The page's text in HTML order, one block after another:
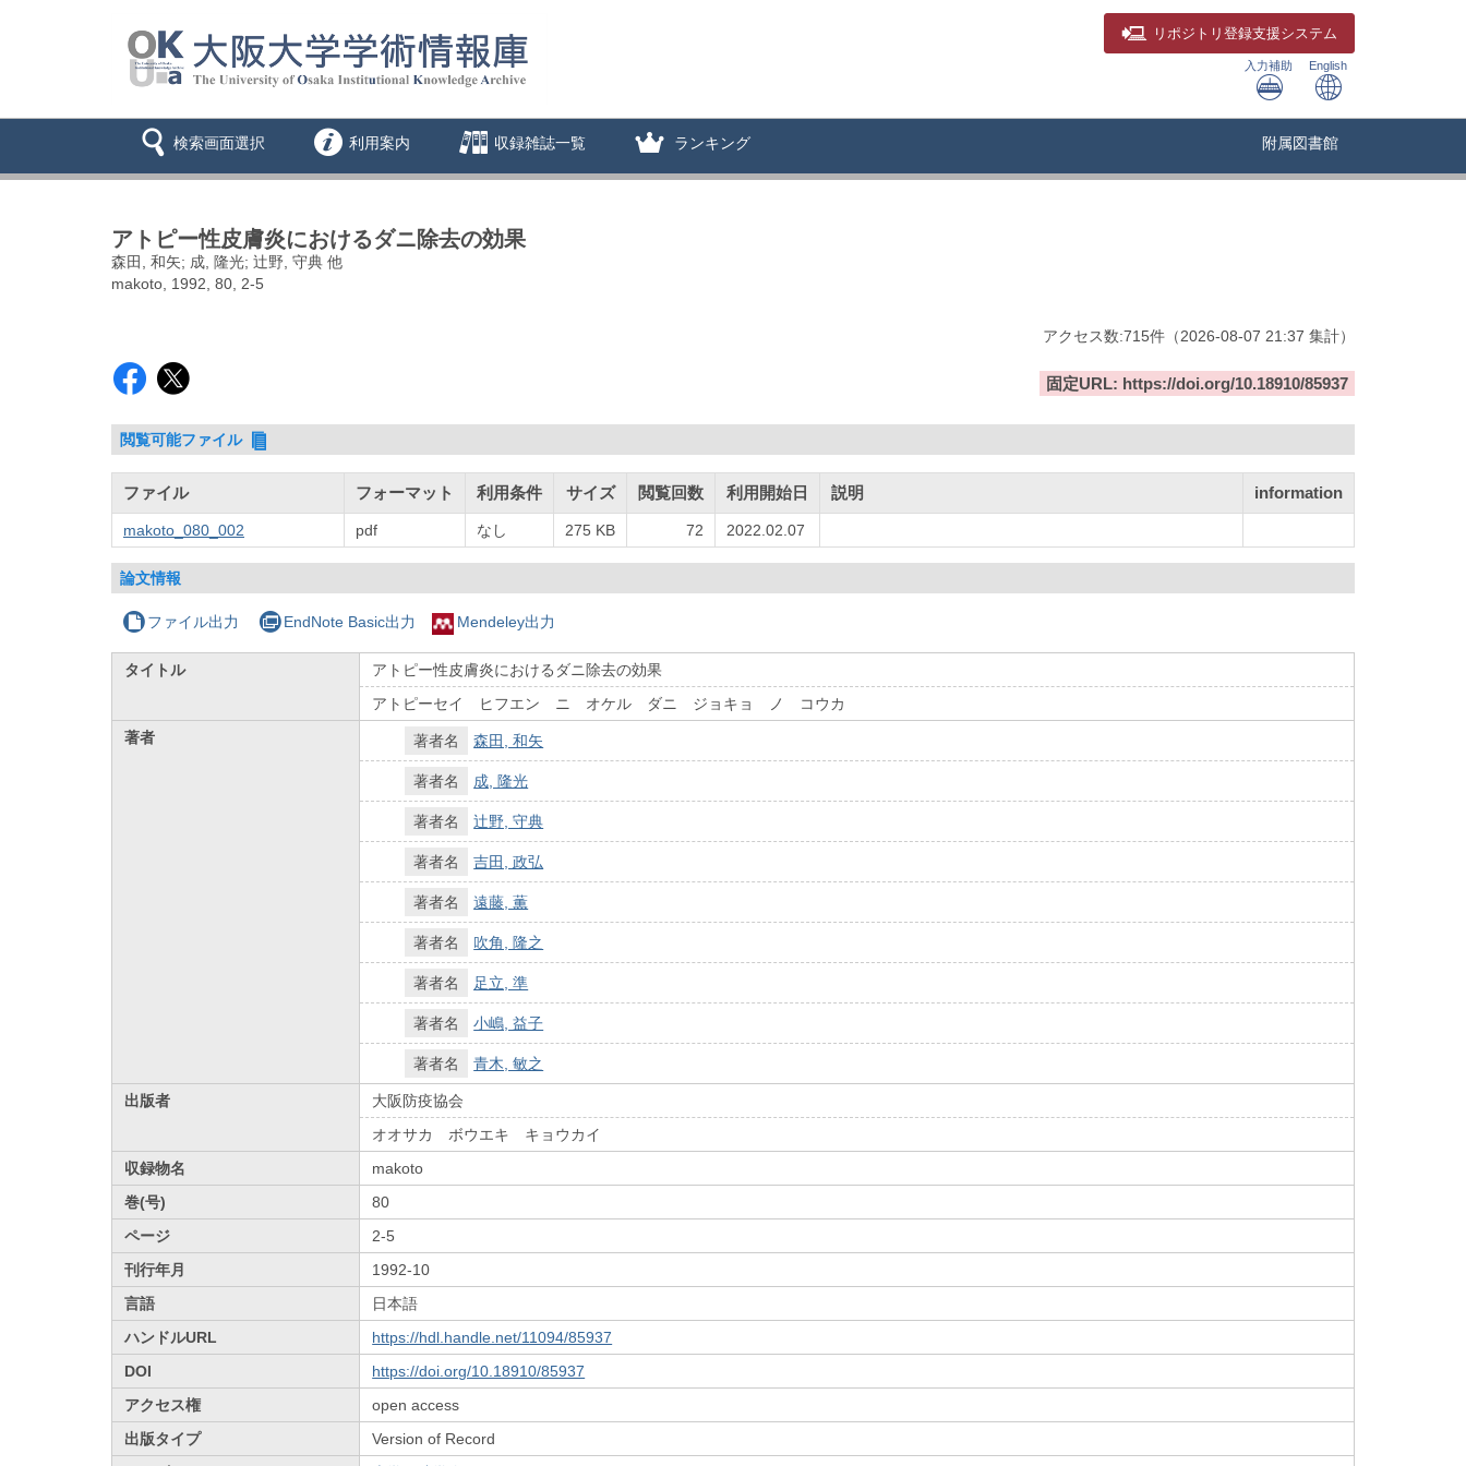
リポジトリ 登録支援システム
入力補助 English
検索画面選択 利用案内 収録雑誌一覧 ランキング 附属図書館
アトピー性皮膚炎におけるダニ除去の効果
森田, 和矢; 成, 隆光; 辻野, 守典 他
makoto, 1992, 80, 2-5
アクセス数:715件 （2026-08-07 21:37 集計）
固定URL: https://doi.org/10.18910/85937
閲覧可能ファイル
ファイル フォーマット 利用条件 サイズ 閲覧回数 利用開始日 説明 information
makoto_080_002 pdf なし 275 KB 72 2022.02.07
論文情報
ファイル出力 EndNote Basic出力 Mendeley出力
タイトル
アトピー性皮膚炎におけるダニ除去の効果
アトピーセイ ヒフエン ニ オケル ダニ ジョキョ ノ コウカ
著者
著者名 森田, 和矢
著者名 成, 隆光
著者名 辻野, 守典
著者名 吉田, 政弘
著者名 遠藤, 薫
著者名 吹角, 隆之
著者名 足立, 準
著者名 小嶋, 益子
著者名 青木, 敏之
出版者
大阪防疫協会
オオサカ ボウエキ キョウカイ
収録物名
makoto
巻(号)
80
ページ
2-5
刊行年月
1992-10
言語
日本語
ハンドルURL
https://hdl.handle.net/11094/85937
DOI
https://doi.org/10.18910/85937
アクセス権
open access
出版タイプ
Version of Record